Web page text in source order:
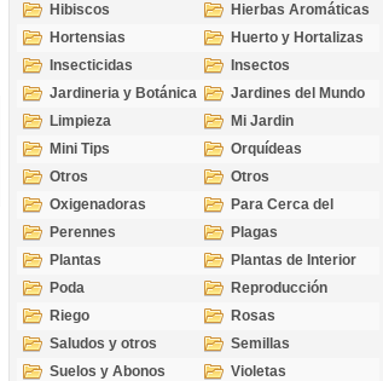
Hibiscos
Hierbas Aromáticas
Hortensias
Huerto y Hortalizas
Insecticidas
Insectos
Jardineria y Botánica
Jardines del Mundo
Limpieza
Mi Jardin
Mini Tips
Orquídeas
Otros
Otros
Oxigenadoras
Para Cerca del
Estanque
Perennes
Plagas
Plantas
Plantas de Interior
Poda
Reproducción
Riego
Rosas
Saludos y otros
temas
Semillas
Suelos y Abonos
Violetas